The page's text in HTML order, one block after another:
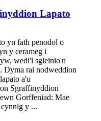
Lapato
yn fath penodol o
y cerameg i
wedi'i sgleinio'n
Dyma rai nodweddion
a'u
Sgraffinyddion
Gorffeniad: Mae
y ...